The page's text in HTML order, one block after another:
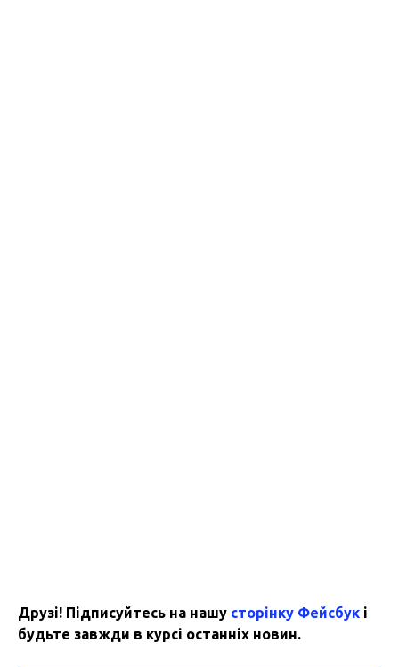
Друзі! Підписуйтесь на нашу сторінку Фейсбук і
будьте завжди в курсі останніх новин.